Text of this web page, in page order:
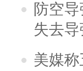
防空
失去导
美媒